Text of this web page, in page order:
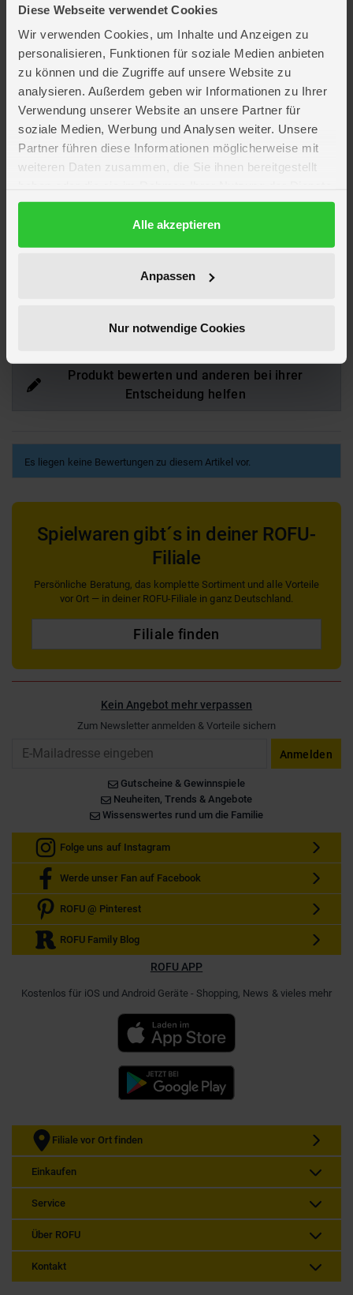
Diese Webseite verwendet Cookies
Wir verwenden Cookies, um Inhalte und Anzeigen zu
personalisieren, Funktionen für soziale Medien anbieten
zu können und die Zugriffe auf unsere Website zu
analysieren. Außerdem geben wir Informationen zu Ihrer
Verwendung unserer Website an unsere Partner für
soziale Medien, Werbung und Analysen weiter. Unsere
Partner führen diese Informationen möglicherweise mit
weiteren Daten zusammen, die Sie ihnen bereitgestellt
gesammelt haben.
DatenschutzerklärungAlle akzeptieren
Anpassen
Nur notwendige Cookies
Artikelmerkmale
Farbe
rosa
Material
Kunststoff
Format
DIN A4
Verpackungsmaße
Länge ca. 31,9 cm
Breite ca. 30,6 cm
Höhe ca. 1 cm
B 47629
Produkt bewerten und anderen bei ihrer
Entscheidung helfen
Es liegen keine Bewertungen zu diesem Artikel vor.
Spielwaren gibt´s in deiner ROFU-
Filiale
Persönliche Beratung, das komplette Sortiment und alle Vorteile
vor Ort — in deiner ROFU-Filiale in ganz Deutschland.
Filiale finden
Kein Angebot mehr verpassen
Zum Newsletter anmelden & Vorteile sichern
Anmelden
Gutscheine & Gewinnspiele
Neuheiten, Trends & Angebote
Wissenswertes rund um die Familie
Folge uns auf Instagram
Werde unser Fan auf Facebook
ROFU @ Pinterest
ROFU Family Blog
ROFU APP
Kostenlos für iOS und Android Geräte - Shopping, News & vieles mehr
Filiale vor Ort finden
Einkaufen
Service
Über ROFU
Kontakt